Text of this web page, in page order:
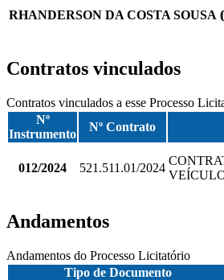
RHANDERSON DA COSTA SOUSA
Contratos vinculados
Contratos vinculados a esse Processo
Nº
Instrumento
Nº Contrato
012/2024 521.511.01/2024
Andamentos
Andamentos do Processo Licitatório
Tipo de Documento